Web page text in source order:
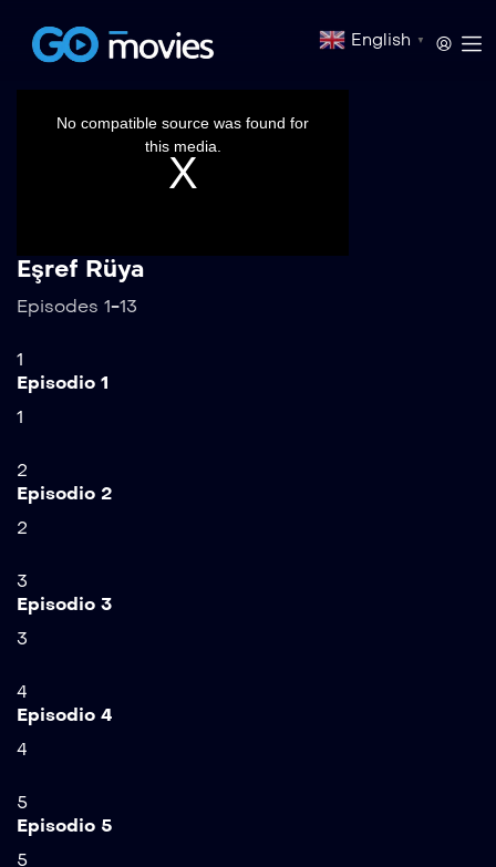
English ▼
No compatible source was found for
this media.
Eşref Rüya
Episodes 1-13
1
Episodio 1
1
2
Episodio 2
2
3
Episodio 3
3
4
Episodio 4
4
5
Episodio 5
5